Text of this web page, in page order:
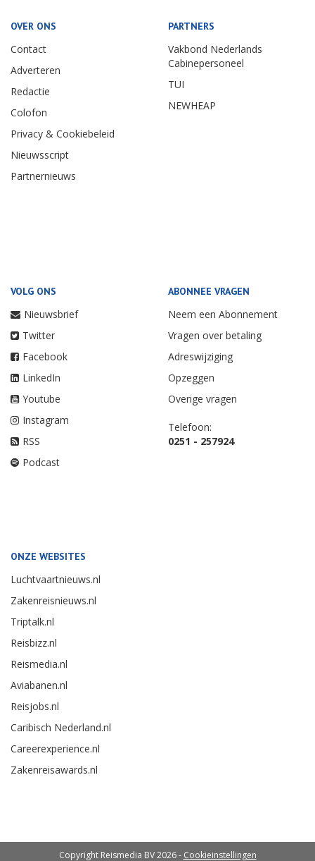
OVER ONS
Contact
Adverteren
Redactie
Colofon
Privacy & Cookiebeleid
Nieuwsscript
Partnernieuws
PARTNERS
Vakbond Nederlands
Cabinepersoneel
TUI
NEWHEAP
VOLG ONS
Nieuwsbrief
Twitter
Facebook
LinkedIn
Youtube
Instagram
RSS
Podcast
ABONNEE VRAGEN
Neem een Abonnement
Vragen over betaling
Adreswijziging
Opzeggen
Overige vragen
Telefoon:
0251 - 257924
ONZE WEBSITES
Luchtvaartnieuws.nl
Zakenreisnieuws.nl
Triptalk.nl
Reisbizz.nl
Reismedia.nl
Aviabanen.nl
Reisjobs.nl
Caribisch Nederland.nl
Careerexperience.nl
Zakenreisawards.nl
Copyright Reismedia BV 2026 - Cookieinstellingen